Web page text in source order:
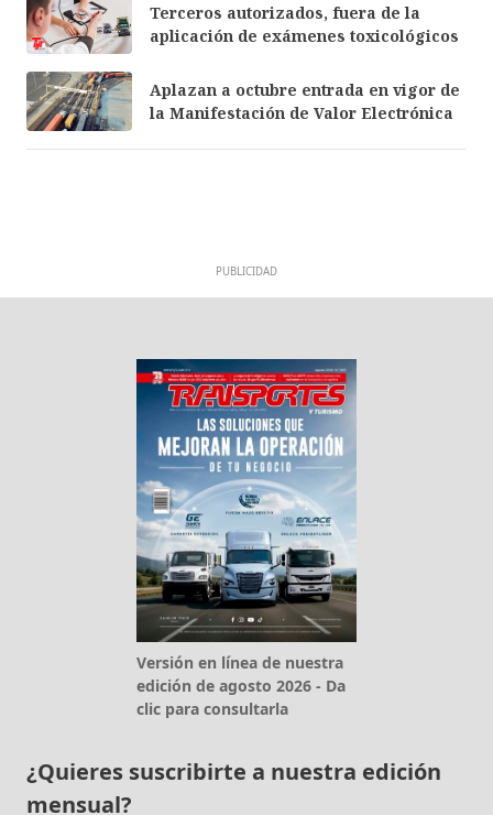
Terceros autorizados, fuera de la
aplicación de exámenes toxicológicos
Aplazan a octubre entrada en vigor de
la Manifestación de Valor Electrónica
PUBLICIDAD
Versión en línea de nuestra
edición de agosto 2026 - Da
clic para consultarla
¿Quieres suscribirte a nuestra edición
mensual?